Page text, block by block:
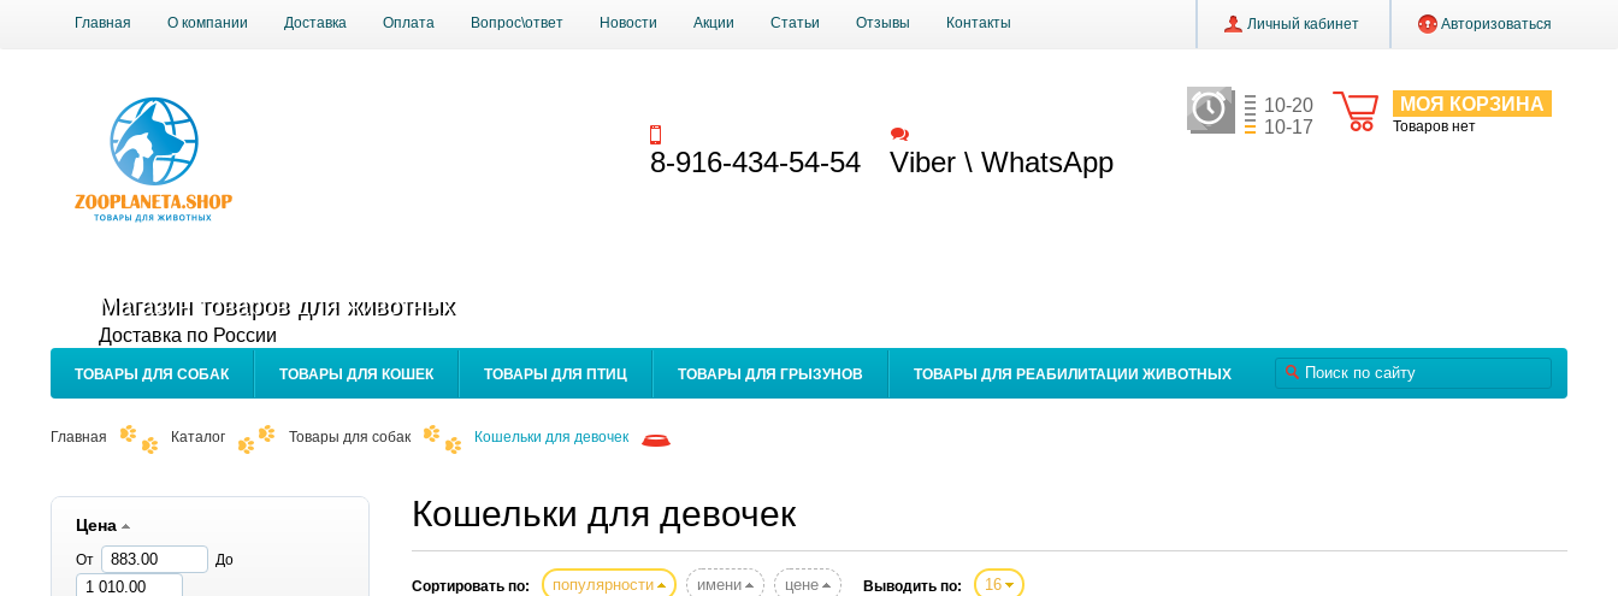
Главная О компании Доставка Оплата Вопрос\ответ Новости Акции Статьи Отзывы Контакты Личный кабинет Авторизоваться
МОЯ КОРЗИНА
Товаров нет
10-20
10-17
Магазин товаров для животных
Доставка по России
8-916-434-54-54 Viber \ WhatsApp
ТОВАРЫ ДЛЯ СОБАК ТОВАРЫ ДЛЯ КОШЕК ТОВАРЫ ДЛЯ ПТИЦ ТОВАРЫ ДЛЯ ГРЫЗУНОВ ТОВАРЫ ДЛЯ РЕАБИЛИТАЦИИ ЖИВОТНЫХ
Главная Каталог Товары для собак Кошельки для девочек
Цена
От До
Кошельки для девочек
Сортировать по: популярности имени цене Выводить по: 16